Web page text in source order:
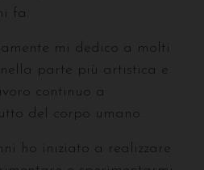
fa.
mi dedico a molti
parte più artistica e
continuo a
del corpo umano.
ho iniziato a realizzare